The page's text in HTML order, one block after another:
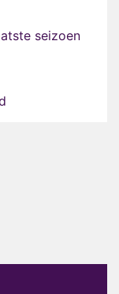
seizoen